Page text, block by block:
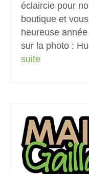
éclaircie pour
boutique et
heureuse
sur la photo :
suite­­